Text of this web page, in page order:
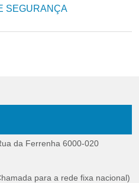
SEGURANÇA
da Ferrenha 6000-020
para a rede fixa nacional)